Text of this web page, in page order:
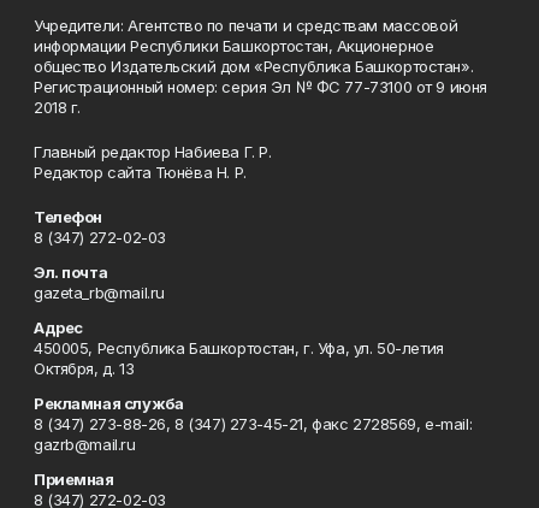
Учредители: Агентство по печати и средствам массовой
информации Республики Башкортостан, Акционерное
общество Издательский дом «Республика Башкортостан».
Регистрационный номер: серия Эл № ФС 77-73100 от 9 июня
2018 г.
Главный редактор Набиева Г. Р.
Редактор сайта Тюнёва Н. Р.
Телефон
8 (347) 272-02-03
Эл. почта
gazeta_rb@mail.ru
Адрес
450005, Республика Башкортостан, г. Уфа, ул. 50-летия
Октября, д. 13
Рекламная служба
8 (347) 273-88-26, 8 (347) 273-45-21, факс 2728569, e-mail:
gazrb@mail.ru
Приемная
8 (347) 272-02-03